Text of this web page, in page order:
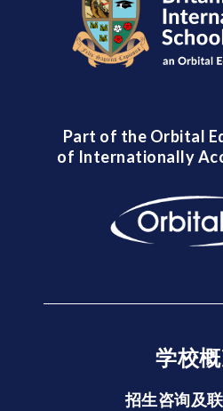
Part of the Orbital
of Internationally
学校
招生咨询及